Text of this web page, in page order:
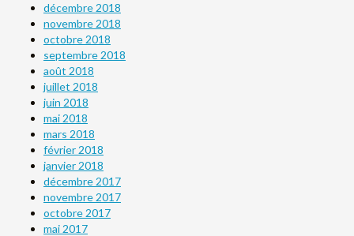
décembre 2018
novembre 2018
octobre 2018
septembre 2018
août 2018
juillet 2018
juin 2018
mai 2018
mars 2018
février 2018
janvier 2018
décembre 2017
novembre 2017
octobre 2017
mai 2017